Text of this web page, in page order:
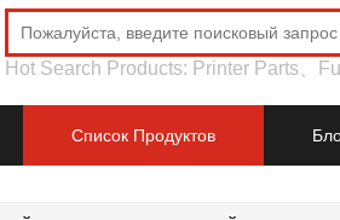
Hot Search Products: Printer Parts
Список Продуктов